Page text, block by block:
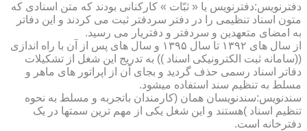
دفترنویس:دفترنویس یا « ثبّات » کارکنانی بودند که متن اسنادی که
متون اسناد تنظیمی را در دفتر سردفتر ثبت می کردند و این دفاتر
به امضای متعهدین و سردفتر و دفتریار می رسید.
از سال های ۱۳۹۲ تا سال ۱۳۹۵ و سال های پس از آن با راه اندازی
((سامانه ثبت الکترونیکی اسناد )) به تدریج این شغل از تشکیلات
دفاتر اسناد رسمی حذف گردید و بجای آن از اپراتور های ماهر و
مسلط به تنظیم سند استفاده میشود.
سندنویس:سندنویسان همان (کارمندان باتجربه و مسلط به نحوه
تنظیم اسناد )هستند و این شغل یکی از مهم ترین سمتها در یک
دفترخانه است.